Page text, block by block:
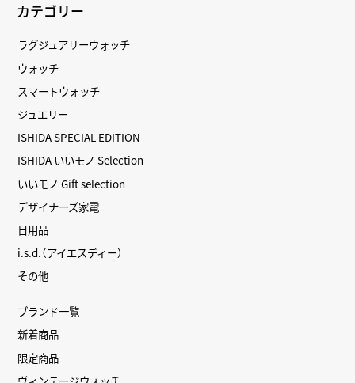
カテゴリー
ラグジュアリーウォッチ
ウォッチ
スマートウォッチ
ジュエリー
ISHIDA SPECIAL EDITION
ISHIDA いいモノ Selection
いいモノ Gift selection
デザイナーズ家電
日用品
i.s.d.（アイエスディー）
その他
ブランド一覧
新着商品
限定商品